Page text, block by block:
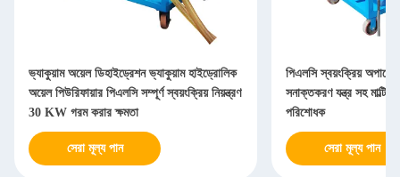
ভ্যাকুয়াম অয়েল ডিহাইড্রেশন ভ্যাকুয়াম হাইড্রোলিক
অয়েল পিউরিফায়ার পিএলসি সম্পূর্ণ স্বয়ংক্রিয় নিয়ন্ত্রণ
30 KW গরম করার ক্ষমতা
সেরা মূল্য পান
পিএলসি স্বয়ংক্রিয়
সনাক্তকরণ যন্ত্র সহ
পরিশোধক
সেরা মূল্য পান